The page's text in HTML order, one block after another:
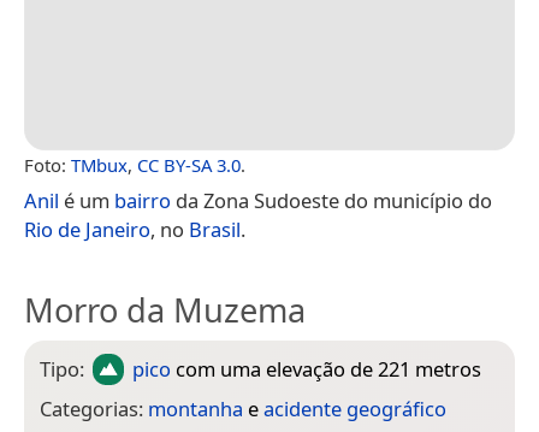
Foto: TMbux, CC BY-SA 3.0.
Anil é um bairro da Zona Sudoeste do município do
Rio de Janeiro, no Brasil.
Morro da Muzema
Tipo: pico com uma elevação de 221 metros
Categorias: montanha eacidente geográfico